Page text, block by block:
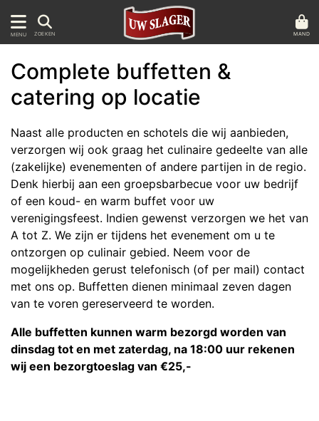
MENU ZOEKEN MAND
Complete buffetten &
catering op locatie
Naast alle producten en schotels die wij aanbieden,
verzorgen wij ook graag het culinaire gedeelte van alle
(zakelijke) evenementen of andere partijen in de regio.
Denk hierbij aan een groepsbarbecue voor uw bedrijf
of een koud- en warm buffet voor uw
verenigingsfeest. Indien gewenst verzorgen we het van
A tot Z. We zijn er tijdens het evenement om u te
ontzorgen op culinair gebied. Neem voor de
mogelijkheden gerust telefonisch (of per mail) contact
met ons op. Buffetten dienen minimaal zeven dagen
van te voren gereserveerd te worden.
Alle buffetten kunnen warm bezorgd worden van
dinsdag tot en met zaterdag, na 18:00 uur rekenen
wij een bezorgtoeslag van €25,-